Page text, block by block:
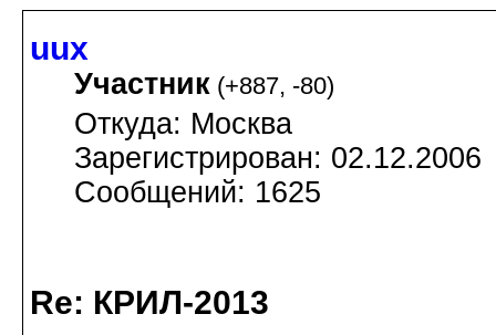
uux
Участник (+887, -80)
Откуда: Москва
Зарегистрирован: 02.12.2006
Сообщений: 1625
Re: КРИЛ-2013